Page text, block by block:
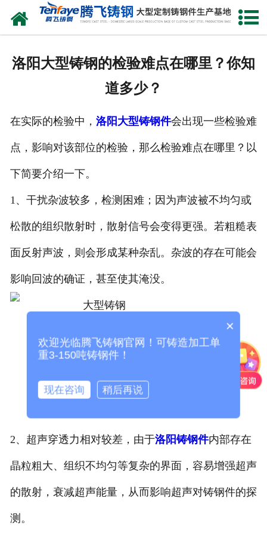
网站首页
联系我们
洛阳大型铸钢的检验难点在哪里？你知
道多少？
在实际的检验中， 洛阳大型铸钢件会出现一些检验难
点，影响对该部位的检验，那么检验难点在哪里？以
下简要介绍一下。
1、干扰杂波较多，检测困难；因为声波被不均匀或
松散的组织散射时，散射信号会变得更强。若粗糙表
面反射声波，则会形成某种杂乱。杂波的存在可能会
影响回波的确证，甚至使其淹没。
2、超声穿透力相对较差，由于洛阳铸钢件内部存在
晶粒粗大、组织不均匀等复杂的界面，容易增强超声
的散射，衰减超声能量，从而影响超声对铸钢件的探
测。
×
欢迎光临腾飞铸钢官网！可铸造加工单
重3-150吨铸钢件！
现在咨询 稍后再说